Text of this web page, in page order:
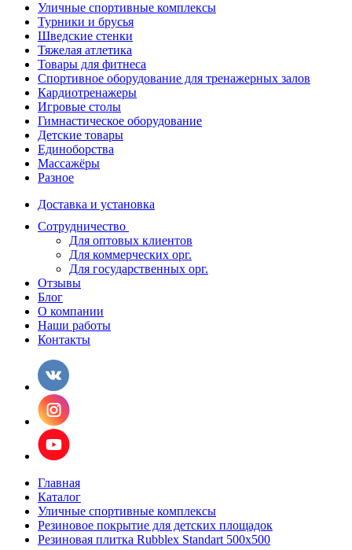
Уличные спортивные комплексы
Турники и брусья
Шведские стенки
Тяжелая атлетика
Товары для фитнеса
Спортивное оборудование для тренажерных залов
Кардиотренажеры
Игровые столы
Гимнастическое оборудование
Детские товары
Единоборства
Массажёры
Разное
Доставка и установка
Сотрудничество
Для оптовых клиентов
Для коммерческих орг.
Для государственных орг.
Отзывы
Блог
О компании
Наши работы
Контакты
Главная
Каталог
Уличные спортивные комплексы
Резиновое покрытие для детских площадок
Резиновая плитка Rubblex Standart 500x500